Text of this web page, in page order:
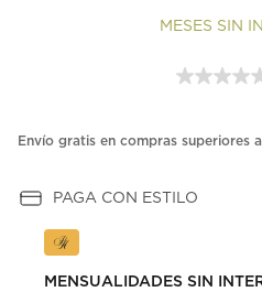
MESES SIN
Envío gratis en compras superiores
PAGA CON ESTILO
MENSUALIDADES SIN